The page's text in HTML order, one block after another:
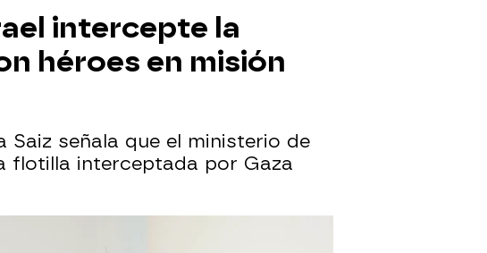
intercepte la
héroes en misión
Saiz señala que el ministerio de
flotilla interceptada por Gaza
menos 39 barcos